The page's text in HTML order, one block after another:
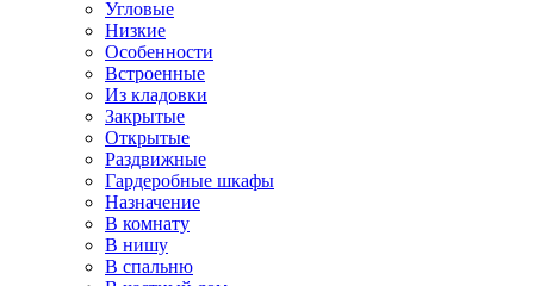
Угловые
Низкие
Особенности
Встроенные
Из кладовки
Закрытые
Открытые
Раздвижные
Гардеробные шкафы
Назначение
В комнату
В нишу
В спальню